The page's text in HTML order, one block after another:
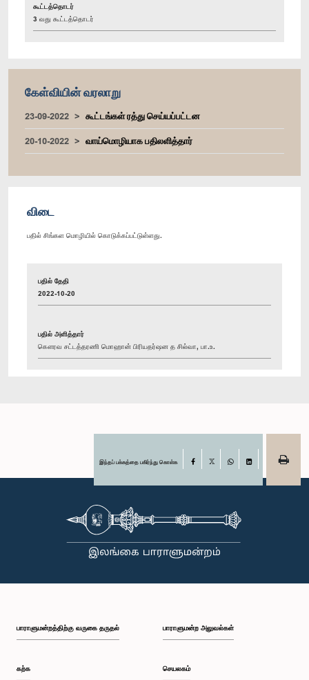
கூட்டத்தொடர்
3 வது கூட்டத்தொடர்
கேள்வியின் வரலாறு
23-09-2022
கூட்டங்கள் ரத்து செய்யப்பட்டன
20-10-2022
வாய்மொழியாக பதிலளித்தார்
விடை
பதில் சிங்கள மொழியில் கொடுக்கப்பட்டுள்ளது.
பதில் தேதி
2022-10-20
பதில் அளித்தார்
கௌரவ சட்டத்தரணி மொஹான் பிரியதர்ஷன த சில்வா, பா.உ.
இந்தப் பக்கத்தை பகிர்ந்து கொள்க Facebook
பாராளுமன்றத்திற்கு வருகை தருதல்
கற்க
பாராளுமன்ற அலுவல்கள்
செயலகம்